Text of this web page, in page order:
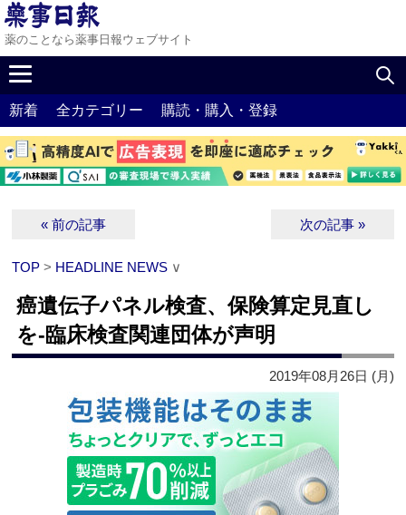
薬のことなら薬事日報ウェブサイト
新着 全カテゴリー 購読・購入・登録
« 前の記事 次の記事 »
TOP > HEADLINE NEWS ∨
癌遺伝子パネル検査、保険算定見直し
を‐臨床検査関連団体が声明
2019年08月26日 (月)